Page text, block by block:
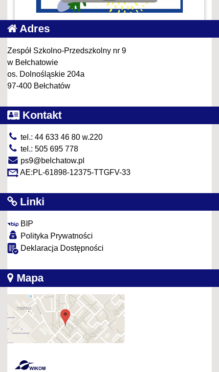
Adres
Zespół Szkolno-Przedszkolny nr 9
w Bełchatowie
os. Dolnośląskie 204a
97-400 Bełchatów
Kontakt
tel.: 44 633 46 80 w.220
tel.: 505 695 778
ps9@belchatow.pl
AE:PL-61898-12375-TTGFV-33
Linki
BIP
Polityka Prywatności
Deklaracja Dostępności
Mapa